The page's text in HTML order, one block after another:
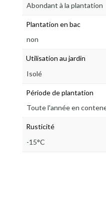
Abondant à la plantation
Plantation en bac
non
Utilisation au jardin
Isolé
Période de plantation
Toute l'année en
Rusticité
-15°C